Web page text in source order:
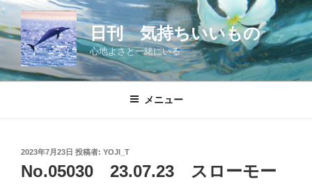
コ
ン
テ
ツ
日刊 気持ちいいもの
心地よさと一緒にいる
メニュー
投
稿
日:
2023年7月23日 投稿者: YOJI_T
No.05030 23.07.23 スローモー